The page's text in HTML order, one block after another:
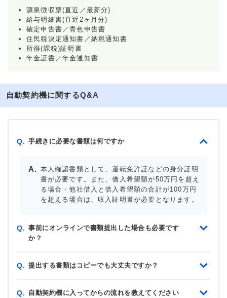
源泉徴収票(直近／最新分)
給与明細書(直近2ヶ月分)
確定申告書／青色申告書
住民税決定通知書／納税通知書
所得(課税)証明書
年金証書／年金通知書
自動契約機に関するQ&A
Q. 手続きに必要な書類は何ですか
本人確認書類として、運転免許証などの身分証明
書が必要です。また、借入希望額が50万円を超え
る場合・他社借入と借入希望額の合計が100万円
を超える場合は、収入証明書が必要となります。
Q. 事前にオンラインで書類提出した場合も必要です
か？
Q. 提出する書類はコピーでも大丈夫ですか？
Q. 自動契約機に入ってからの流れを教えてください